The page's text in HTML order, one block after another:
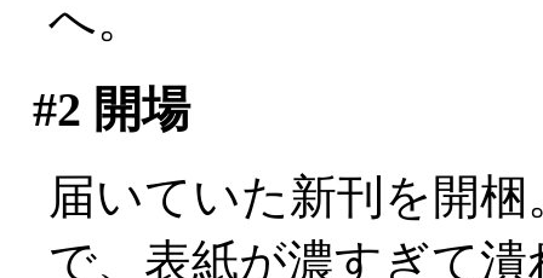
へ。
#2 開場
届いていた新刊を開梱
で、表紙が濃すぎて